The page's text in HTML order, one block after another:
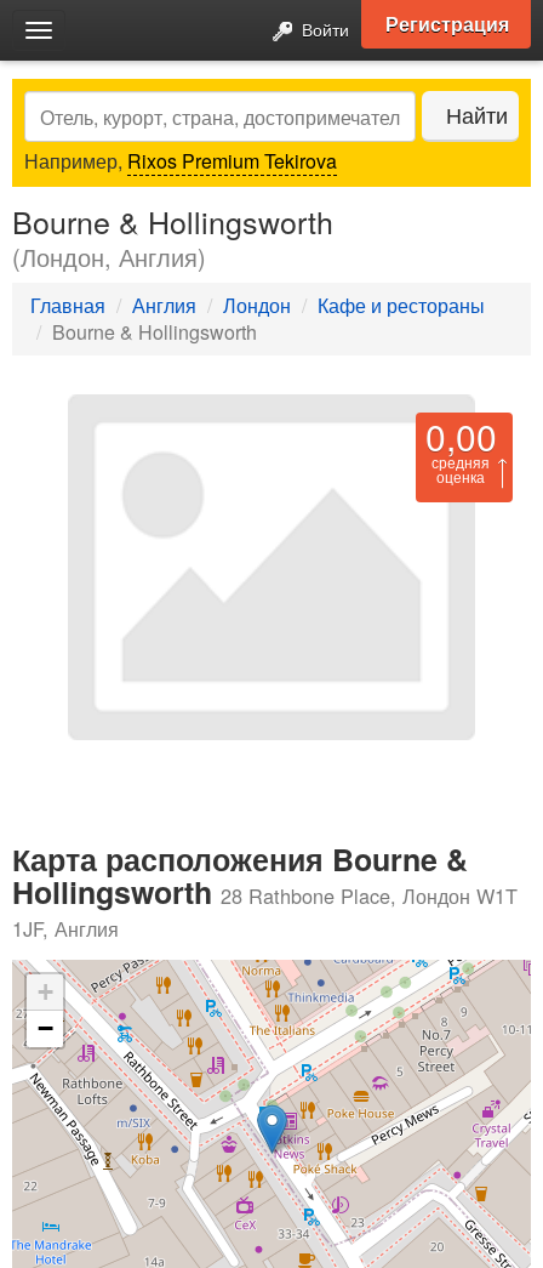
Toggle
navigation
Войти Регистрация
Search Найти
Например, Rixos Premium Tekirova
Bourne & Hollingsworth
(Лондон, Англия)
Главная Англия Лондон
Кафе и рестораны
Bourne & Hollingsworth
0,00
средняя
оценка
Карта расположения Bourne &
Hollingsworth 28 Rathbone Place, Лондон W1T
1JF, Англия
+
−